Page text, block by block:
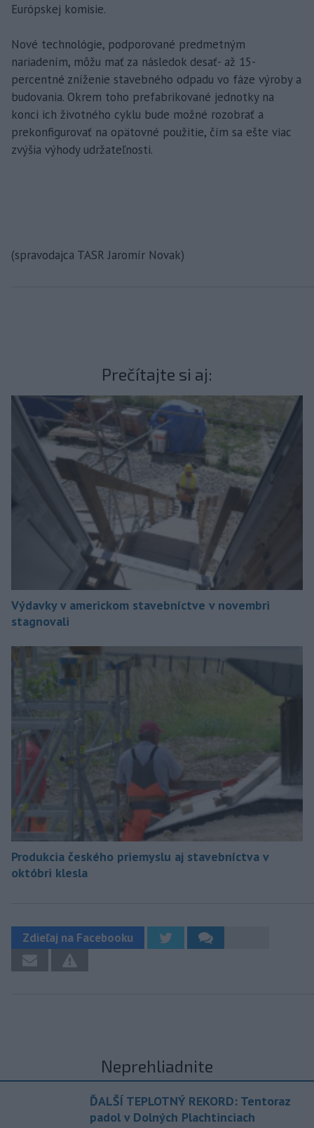
Európskej komisie.
Nové technológie, podporované predmetným
nariadením, môžu mať za následok desať- až 15-
percentné zníženie stavebného odpadu vo fáze výroby a
budovania. Okrem toho prefabrikované jednotky na
konci ich životného cyklu bude možné rozobrať a
prekonfigurovať na opätovné použitie, čím sa ešte viac
zvýšia výhody udržateľnosti.
(spravodajca TASR Jaromír Novak)
Prečítajte si aj:
Výdavky v americkom stavebníctve v novembri
stagnovali
Produkcia českého priemyslu aj stavebníctva v
októbri klesla
Zdieľaj na Facebooku
Neprehliadnite
ĎALŠÍ TEPLOTNÝ REKORD: Tentoraz
padol v Dolných Plachtinciach